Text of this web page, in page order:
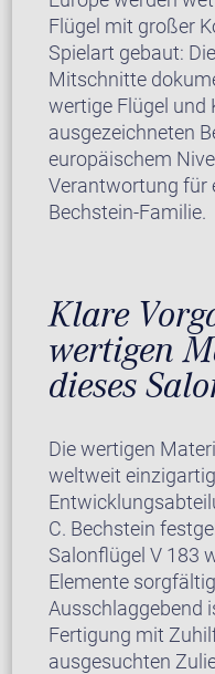
Flügel mit großer
Spielart gebaut:
Mitschnitte
wertige Flügel und
ausgezeichneten
europäischem
Verantwortung für
Bechstein-Familie.
Klare
wertigen
dieses
Die wertigen
weltweit
C. Bechstein
Salonflügel V 183
Elemente
Ausschlaggebend
Fertigung mit
ausgesuchten